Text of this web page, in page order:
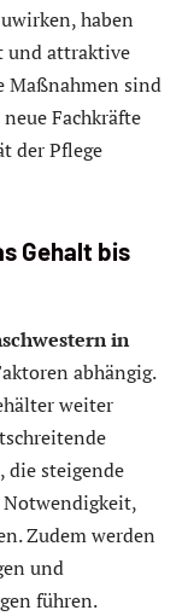
haben
und attraktive
Maßnahmen sind
Fachkräfte
der Pflege
Gehalt bis
in
abhängig.
weiter
die steigende
Notwendigkeit,
Zudem werden
und
führen.